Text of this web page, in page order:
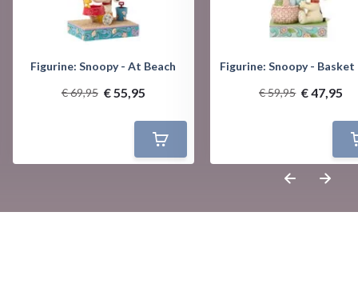
Figurine: Snoopy - At Beach
€ 69,95 € 55,95
Figurine: Snoopy - Basket
€ 59,95 € 47,95